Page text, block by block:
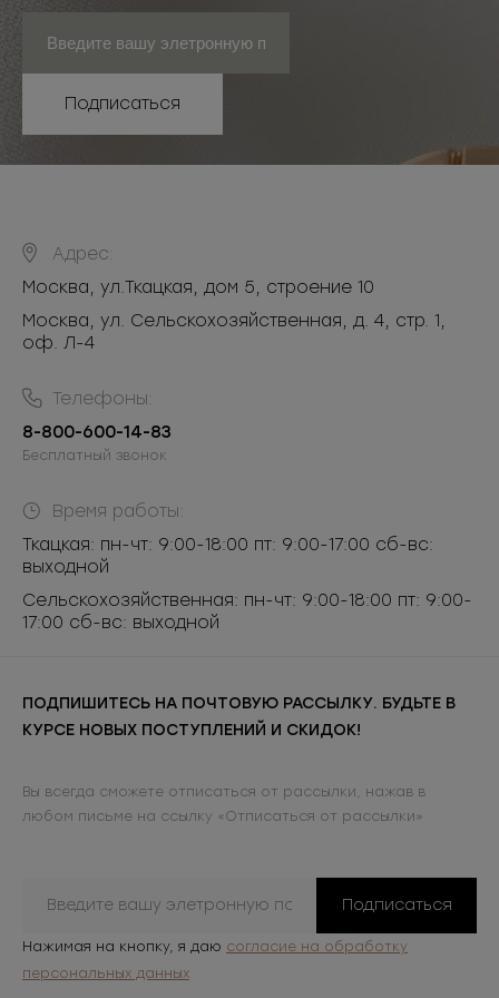
Подписаться
Адрес:
Москва, ул.Ткацкая, дом 5, строение 10
Москва, ул. Сельскохозяйственная, д. 4, стр. 1,
оф. Л-4
Телефоны:
8-800-600-14-83
Бесплатный звонок
Время работы:
Ткацкая: пн-чт: 9:00-18:00 пт: 9:00-17:00 сб-вс:
выходной
Сельскохозяйственная: пн-чт: 9:00-18:00 пт: 9:00-
17:00 сб-вс: выходной
ПОДПИШИТЕСЬ НА ПОЧТОВУЮ РАССЫЛКУ. БУДЬТЕ В
КУРСЕ НОВЫХ ПОСТУПЛЕНИЙ И СКИДОК!
Вы всегда сможете отписаться от рассылки, нажав в
любом письме на ссылку «Отписаться от рассылки»
Подписаться
Нажимая на кнопку, я даю согласие на обработку
персональных данных